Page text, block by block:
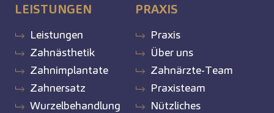
LEISTUNGEN
Leistungen
Zahnästhetik
Zahnimplantate
Zahnersatz
Wurzelbehandlung
PRAXIS
Praxis
Über uns
Zahnärzte-Team
Praxisteam
Nützliches